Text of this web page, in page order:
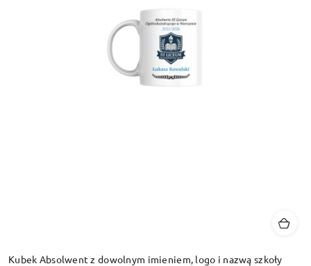
Kubek Absolwent z dowolnym imieniem, logo i nazwą szkoły